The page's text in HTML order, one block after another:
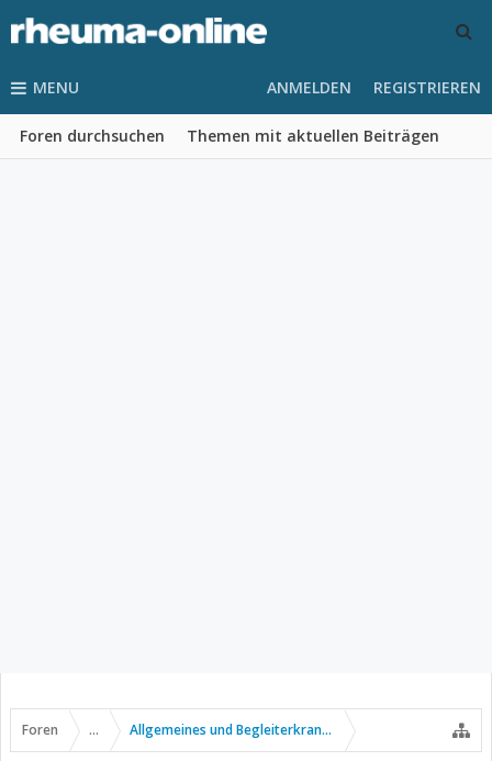
MENU
Foren durchsuchen Themen mit aktuellen Beiträgen
ANMELDEN REGISTRIEREN
Foren ... Allgemeines und Begleiterkrankungen